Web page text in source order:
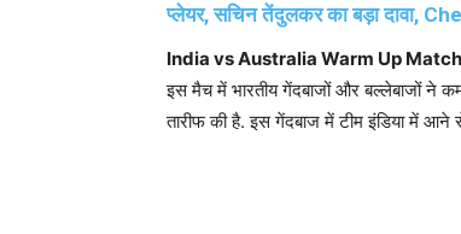
प्लेयर, सचिन तेंदुलकर का बड़ा दावा,
India vs Australia Warm Up
इस मैच में भारतीय गेंदबाजों और बल्लेबाजों ने
तारीफ की है. इस गेंदबाज में टीम इंडिया में आने